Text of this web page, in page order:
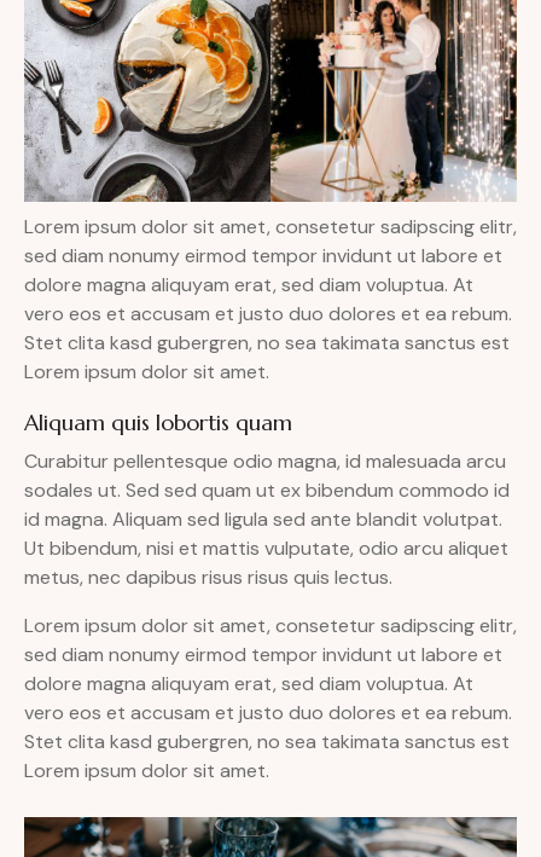
Lorem ipsum dolor sit amet, consetetur sadipscing elitr,
sed diam nonumy eirmod tempor invidunt ut labore et
dolore magna aliquyam erat, sed diam voluptua. At
vero eos et accusam et justo duo dolores et ea rebum.
Stet clita kasd gubergren, no sea takimata sanctus est
Lorem ipsum dolor sit amet.
Aliquam quis lobortis quam
Curabitur pellentesque odio magna, id malesuada arcu
sodales ut. Sed sed quam ut ex bibendum commodo id
id magna. Aliquam sed ligula sed ante blandit volutpat.
Ut bibendum, nisi et mattis vulputate, odio arcu aliquet
metus, nec dapibus risus risus quis lectus.
Lorem ipsum dolor sit amet, consetetur sadipscing elitr,
sed diam nonumy eirmod tempor invidunt ut labore et
dolore magna aliquyam erat, sed diam voluptua. At
vero eos et accusam et justo duo dolores et ea rebum.
Stet clita kasd gubergren, no sea takimata sanctus est
Lorem ipsum dolor sit amet.